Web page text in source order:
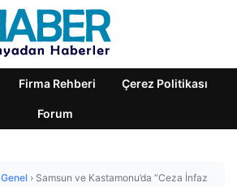
Firma Rehberi Çerez Politikası
Forum
Genel › Samsun ve Kastamonu’da “Ceza İnfaz